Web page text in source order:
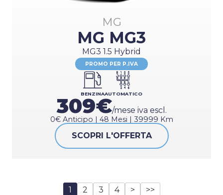
MG
MG MG3
MG3 1.5 Hybrid
PROMO PER P.IVA
BENZINAAUTOMATICO
309€/mese iva escl.
0€ Anticipo | 48 Mesi | 39999 Km
SCOPRI L'OFFERTA
1 2 3 4 > >>